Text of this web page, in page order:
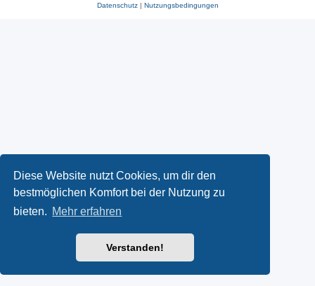
Diese Website nutzt Cookies, um dir den
bestmöglichen Komfort bei der Nutzung zu
bieten. Mehr erfahren
Verstanden!
Datenschutz| Nutzungsbedingungen